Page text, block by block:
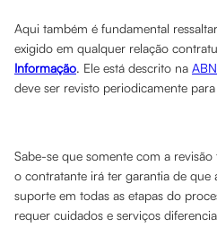
Aqui também é fundamental
exigido em qualquer relação
Informação. Ele está descrito na
deve ser revisto periodicamente
Sabe-se que somente com a
o contratante irá ter garantia de que
suporte em todas as etapas do
requer cuidados e serviços